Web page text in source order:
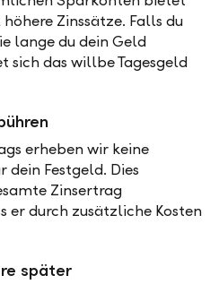
Zinssätze. Falls du
lange du dein Geld
sich das willbe Tagesgeld
erheben wir keine
dein Festgeld. Dies
Zinsertrag
er durch zusätzliche Kosten
später